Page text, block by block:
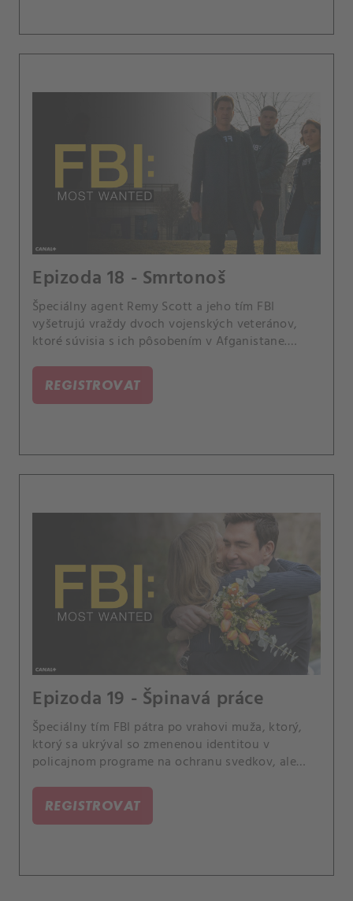
Epizoda 18 - Smrtonoš
Špeciálny agent Remy Scott a jeho tím FBI
vyšetrujú vraždy dvoch vojenských veteránov,
ktoré súvisia s ich pôsobením v Afganistane.
správy o svojej biologickej matke.
REGISTROVAT
Epizoda 19 - Špinavá práce
Špeciálny tím FBI pátra po vrahovi muža, ktorý,
ktorý sa ukrýval so zmenenou identitou v
policajnom programe na ochranu svedkov, ale
pohľad zdá. Nový veliteľ tímu, špeciálny agent
Remy Scott, sa osobne stretne so svojou matkou
Betsy.
REGISTROVAT